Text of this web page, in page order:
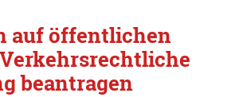
auf öffentlichen
beantragen